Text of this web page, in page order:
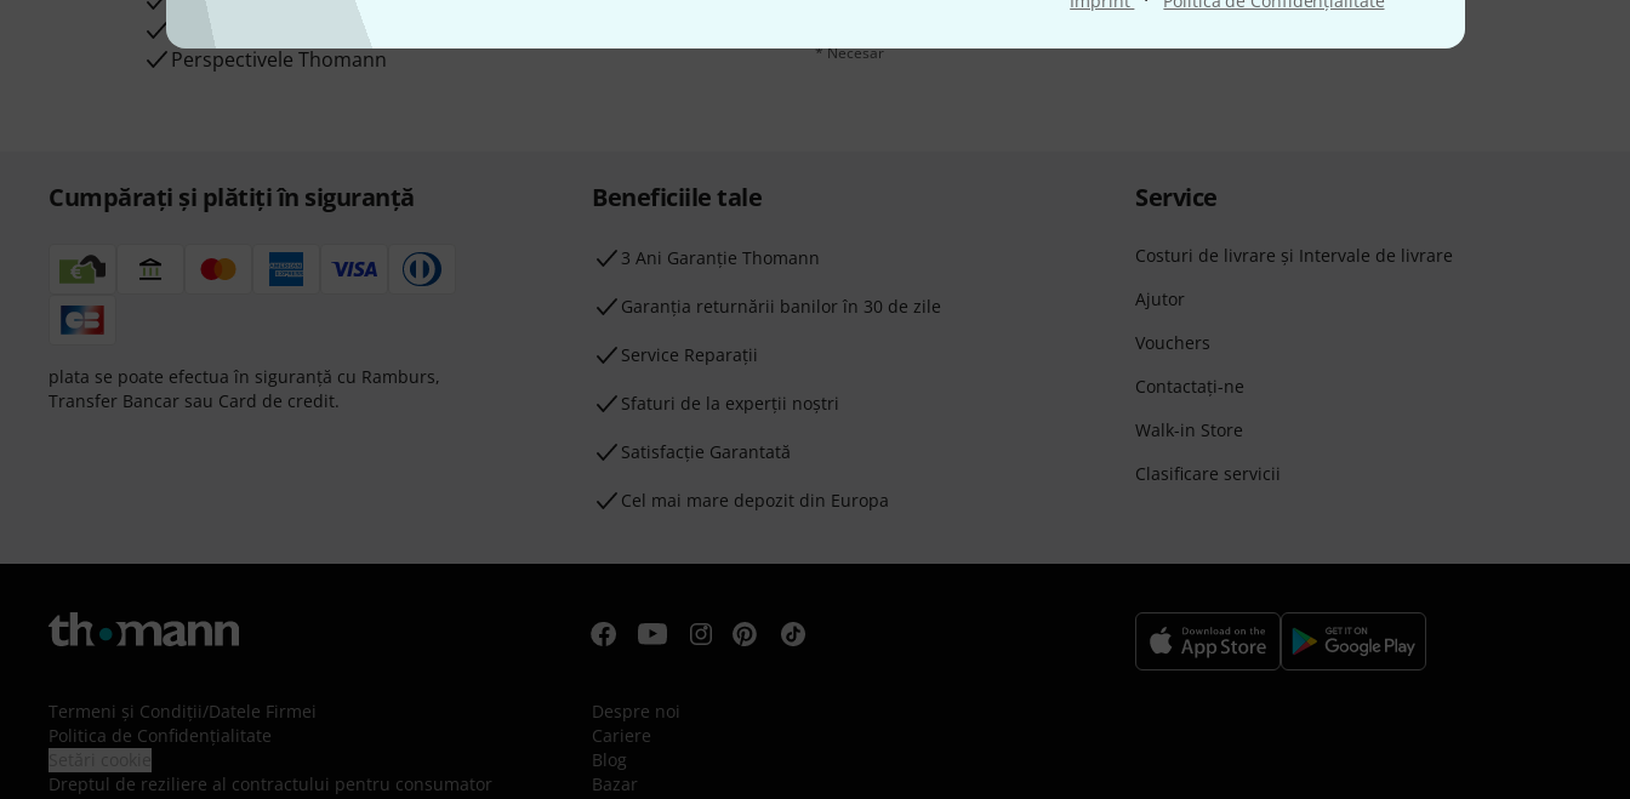
Perspectivele Thomann
* Necesar
Cumpărați și plătiți în siguranță
plata se poate efectua în siguranță cu Ramburs,
Transfer Bancar sau Card de credit.
Beneficiile tale
3 Ani Garanție Thomann
Garanţia returnării banilor în 30 de zile
Service Reparații
Sfaturi de la experții noștri
Satisfacție Garantată
Cel mai mare depozit din Europa
Service
Costuri de livrare şi Intervale de livrare
Ajutor
Vouchers
Contactaţi-ne
Walk-in Store
Clasificare servicii
Termeni şi Condiţii/Datele Firmei
Politica de Confidenţialitate
Dreptul de reziliere al contractului pentru consumator
Despre noi
Cariere
Blog
Bazar